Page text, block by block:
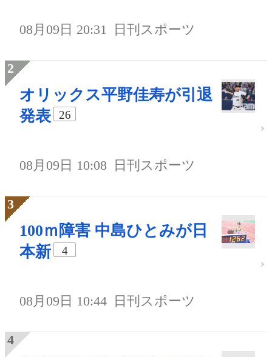
08月09日 20:31 日刊スポーツ
オリックス平野佳寿が引退
発表
26
08月09日 10:08 日刊スポーツ
100ｍ障害 中島ひとみが日
本新
4
08月09日 10:44 日刊スポーツ